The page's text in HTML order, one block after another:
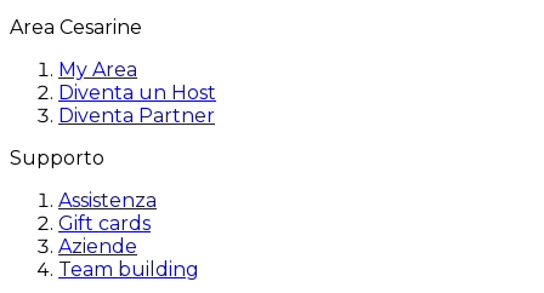
Area Cesarine
My Area
Diventa un Host
Diventa Partner
Supporto
Assistenza
Gift cards
Aziende
Team building